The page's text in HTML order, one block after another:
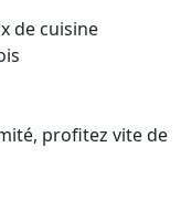
de cuisine
profitez vite de